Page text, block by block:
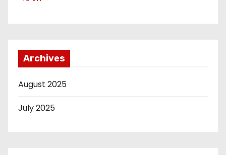
Archives
August 2025
July 2025